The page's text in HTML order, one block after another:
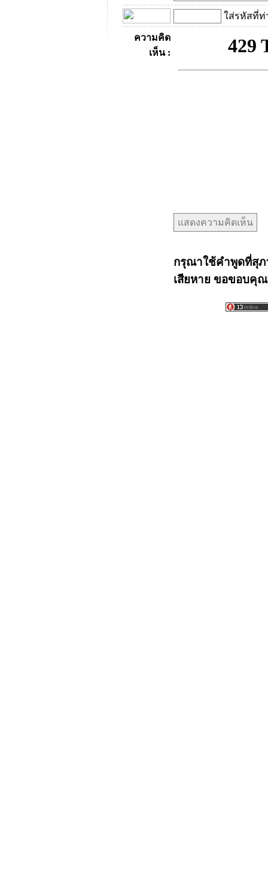
ใส่รหัสที่ท่
ความคิด
เห็น :
กรุณาใช้คำพูดที่สุภ
เสียหาย ขอขอบคุ